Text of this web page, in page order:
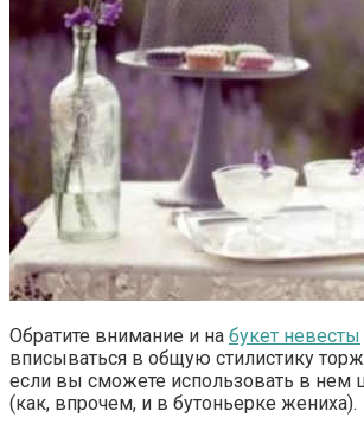
Обратите внимание и на букет невесты
вписываться в общую стилистику
если вы сможете использовать в нем
(как, впрочем, и в бутоньерке жениха).